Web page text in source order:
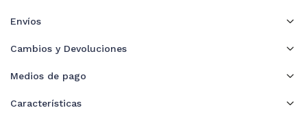
Envíos
Cambios y Devoluciones
Medios de pago
Características